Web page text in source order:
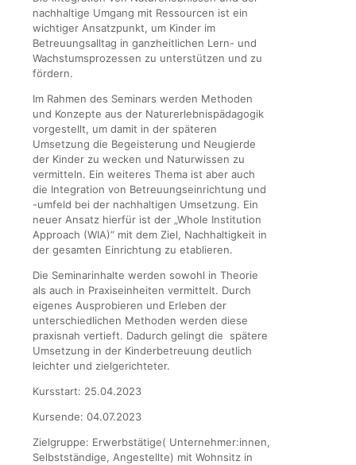
nachhaltige Umgang mit Ressourcen ist ein
wichtiger Ansatzpunkt, um Kinder im
Betreuungsalltag in ganzheitlichen Lern- und
Wachstumsprozessen zu unterstützen und zu
fördern.
Im Rahmen des Seminars werden Methoden
und Konzepte aus der Naturerlebnispädagogik
vorgestellt, um damit in der späteren
Umsetzung die Begeisterung und Neugierde
der Kinder zu wecken und Naturwissen zu
vermitteln. Ein weiteres Thema ist aber auch
die Integration von Betreuungseinrichtung und
-umfeld bei der nachhaltigen Umsetzung. Ein
neuer Ansatz hierfür ist der „Whole Institution
Approach (WIA)“ mit dem Ziel, Nachhaltigkeit in
der gesamten Einrichtung zu etablieren.
Die Seminarinhalte werden sowohl in Theorie
als auch in Praxiseinheiten vermittelt. Durch
eigenes Ausprobieren und Erleben der
unterschiedlichen Methoden werden diese
praxisnah vertieft. Dadurch gelingt die spätere
Umsetzung in der Kinderbetreuung deutlich
leichter und zielgerichteter.
Kursstart: 25.04.2023
Kursende: 04.07.2023
Zielgruppe: Erwerbstätige( Unternehmer:innen,
Selbstständige, Angestellte) mit Wohnsitz in